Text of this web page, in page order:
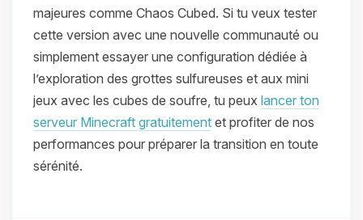
majeures comme Chaos Cubed. Si tu veux tester
cette version avec une nouvelle communauté ou
simplement essayer une configuration dédiée à
l’exploration des grottes sulfureuses et aux mini
jeux avec les cubes de soufre, tu peux lancer ton
serveur Minecraft gratuitement et profiter de nos
performances pour préparer la transition en toute
sérénité.